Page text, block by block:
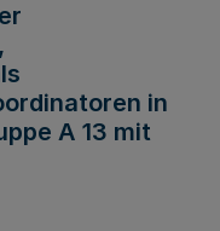
in
A 13 mit